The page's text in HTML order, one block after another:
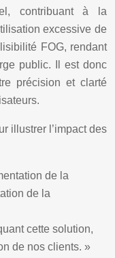
contribuant à la
excessive de
FOG, rendant
public. Il est donc
précision et clarté
illustrer l’impact des
de la
de la
cette solution,
de nos clients. »